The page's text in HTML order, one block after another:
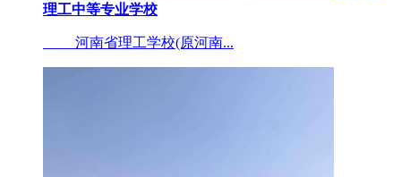
理工中等专业学校
河南省理工学校(原河南...